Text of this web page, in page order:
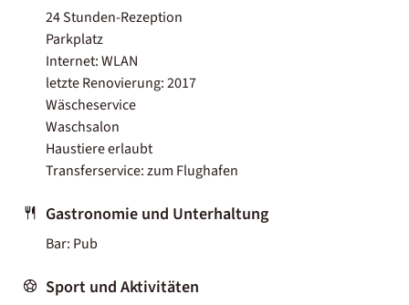
24 Stunden-Rezeption
Parkplatz
Internet: WLAN
letzte Renovierung: 2017
Wäscheservice
Waschsalon
Haustiere erlaubt
Transferservice: zum Flughafen
Gastronomie und Unterhaltung
Bar: Pub
Sport und Aktivitäten